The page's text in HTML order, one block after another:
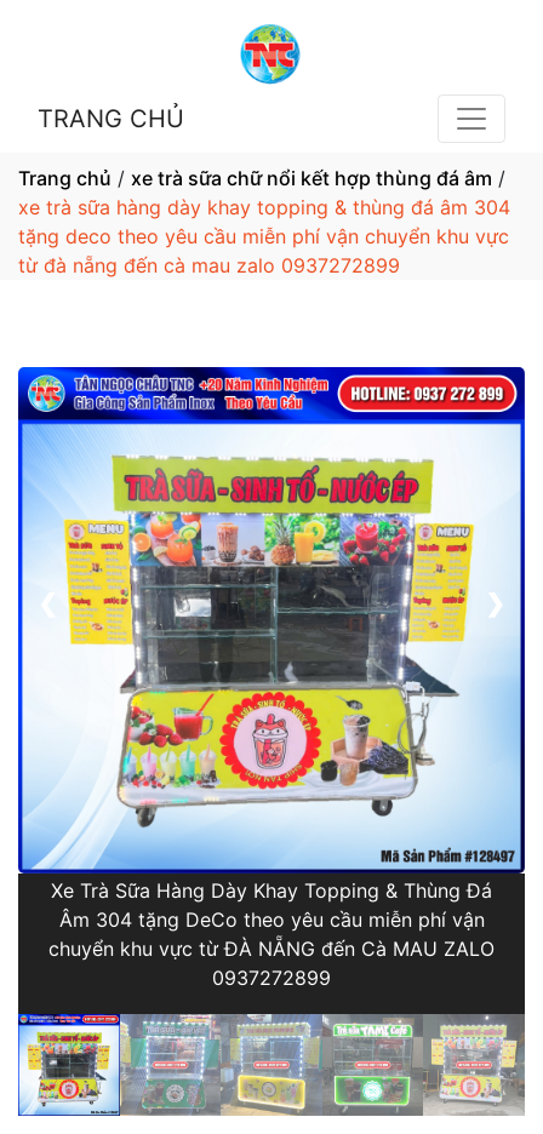
TRANG CHỦ
Trang chủ / xe trà sữa chữ nổi kết hợp thùng đá âm /
xe trà sữa hàng dày khay topping & thùng đá âm 304
tặng deco theo yêu cầu miễn phí vận chuyển khu vực
từ đà nẵng đến cà mau zalo 0937272899
1 / 5
❮ ❯
Xe Trà Sữa Hàng Dày Khay Topping & Thùng Đá
Âm 304 tặng DeCo theo yêu cầu miễn phí vận
chuyển khu vực từ ĐÀ NẴNG đến Cà MAU ZALO
0937272899